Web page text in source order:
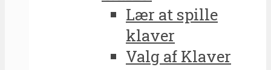
Lær at spille
klaver
Valg af Klaver